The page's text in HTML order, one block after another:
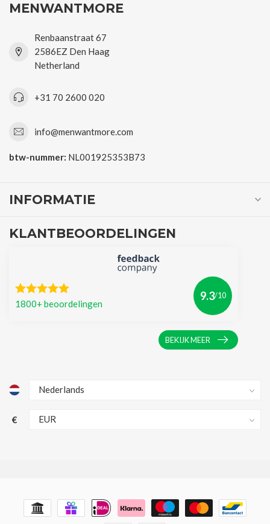
MENWANTMORE
Renbaanstraat 67
2586EZ Den Haag
Netherland
+31 70 2600 020
info@menwantmore.com
btw-nummer: NL001925353B73
INFORMATIE
KLANTBEOORDELINGEN
1800+ beoordelingen
9.3/10
BEKIJK MEER
€